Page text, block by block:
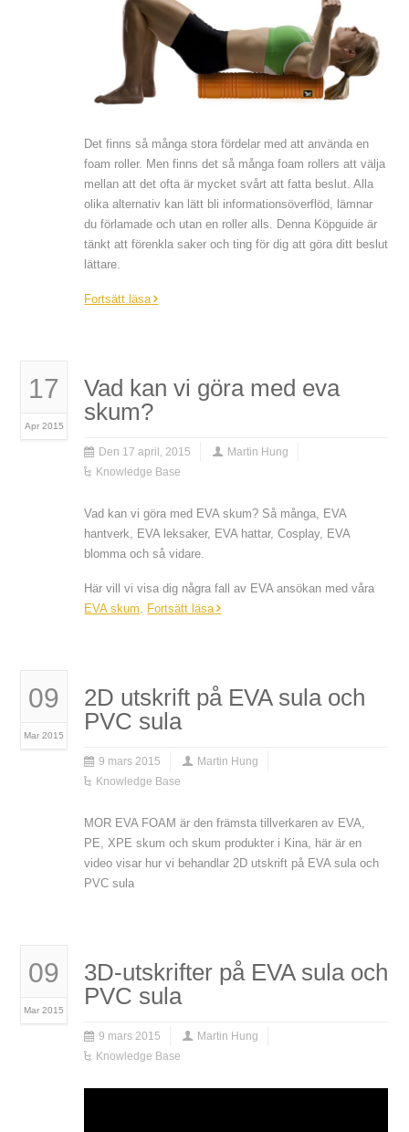
Det finns så många stora fördelar med att använda en
foam roller. Men finns det så många foam rollers att välja
mellan att det ofta är mycket svårt att fatta beslut. Alla
olika alternativ kan lätt bli informationsöverflöd, lämnar
du förlamade och utan en roller alls. Denna Köpguide är
tänkt att förenkla saker och ting för dig att göra ditt beslut
lättare.
Fortsätt läsa
17
Apr 2015
Vad kan vi göra med eva
skum?
Den 17 april, 2015
Martin Hung
Knowledge Base
Vad kan vi göra med EVA skum? Så många, EVA
hantverk, EVA leksaker, EVA hattar, Cosplay, EVA
blomma och så vidare.
Här vill vi visa dig några fall av EVA ansökan med våra
EVA skum. Fortsätt läsa
09
Mar 2015
2D utskrift på EVA sula och
PVC sula
9 mars 2015
Martin Hung
Knowledge Base
MOR EVA FOAM är den främsta tillverkaren av EVA,
PE, XPE skum och skum produkter i Kina, här är en
video visar hur vi behandlar 2D utskrift på EVA sula och
PVC sula
09
Mar 2015
3D-utskrifter på EVA sula och
PVC sula
9 mars 2015
Martin Hung
Knowledge Base